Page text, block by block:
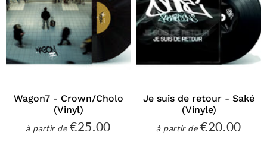
Wagon7 - Crown/Cholo
(Vinyl)
à partir dePrix
€25.00
Je suis de retour - Saké
(Vinyle)
à partir dePrix
€20.00